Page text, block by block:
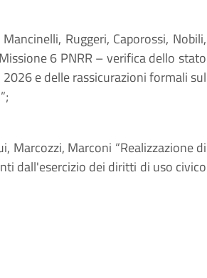
Ruggeri, Caporossi, Nobili,
6 PNRR – verifica dello stato
e delle rassicurazioni formali sul
Marcozzi, Marconi “Realizzazione di
dall'esercizio dei diritti di uso civico